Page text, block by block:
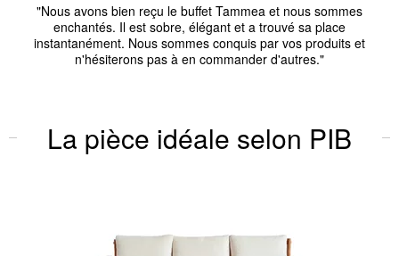
"Nous avons bien reçu le buffet Tammea et nous sommes
enchantés. Il est sobre, élégant et a trouvé sa place
instantanément. Nous sommes conquis par vos produits et
n'hésiterons pas à en commander d'autres."
La pièce idéale selon PIB